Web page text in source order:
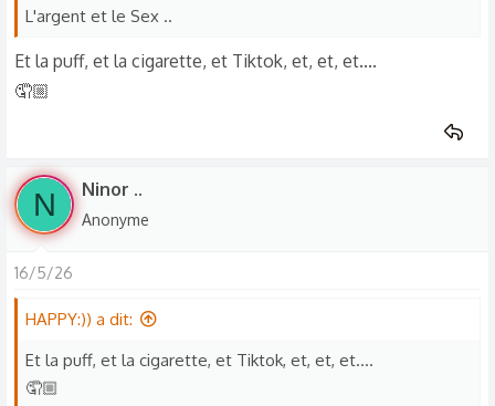
L'argent et le Sex ..
Et la puff, et la cigarette, et Tiktok, et, et, et....
🤦🏼
N Ninor ..
Anonyme
16/5/26
HAPPY:)) a dit:
Et la puff, et la cigarette, et Tiktok, et, et, et....
🤦🏼